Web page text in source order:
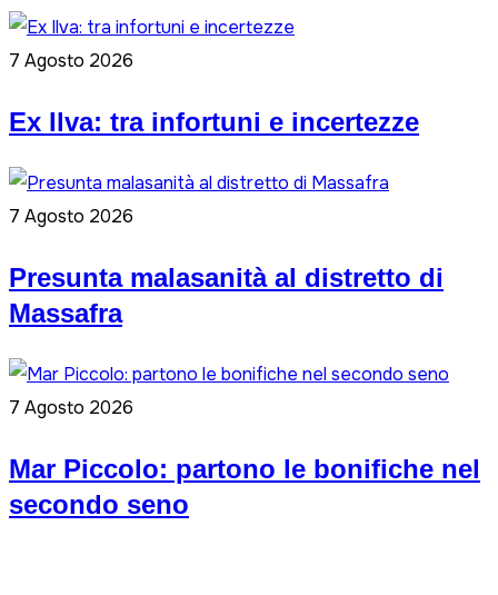
7 Agosto 2026
Ex Ilva: tra infortuni e incertezze
7 Agosto 2026
Presunta malasanità al distretto di
Massafra
7 Agosto 2026
Mar Piccolo: partono le bonifiche nel
secondo seno